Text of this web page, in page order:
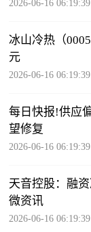
2026-06-16 06:19:39
冰山冷热（
元
2026-06-16 06:19:39
每日快报!供应
望修复
2026-06-16 06:19:39
天音控股：融
微资讯
2026-06-16 06:19:39